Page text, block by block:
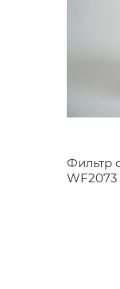
Фильтр
WF2073